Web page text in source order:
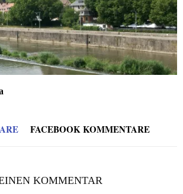
FACEBOOK KOMMENTARE
KOMMENTAR